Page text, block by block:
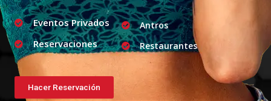
Eventos Privados
Reservaciones
Antros
Restaurantes
Hacer Reservación